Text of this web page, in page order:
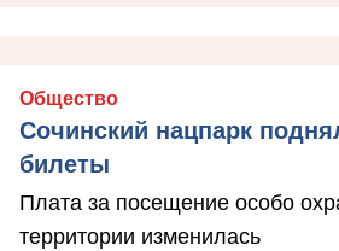
Общество
Сочинский нацпарк
билеты
Плата за посещение особо
территории изменилась